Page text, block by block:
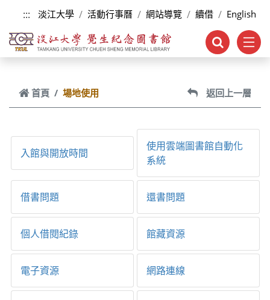
跳到主要內容
::: 淡江大學 活動行事曆 網站導覽 續借 English
首頁 場地使用 返回上一層
入館與開放時間
使用雲端圖書館自動化
系統
借書問題 還書問題
個人借閱紀錄 館藏資源
電子資源 網路連線